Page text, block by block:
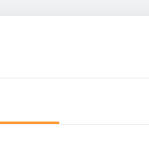
svoje
rasti v